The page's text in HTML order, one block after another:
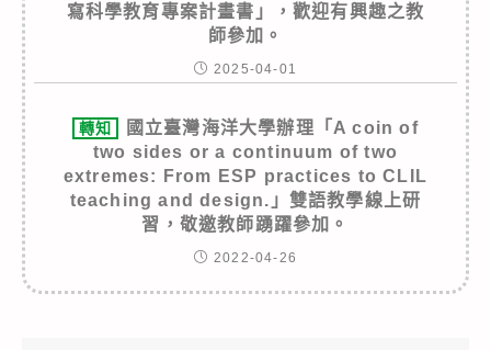
寫科學教育專案計畫書」，歡迎有興趣之教
師參加。
2025-04-01
轉知
國立臺灣海洋大學辦理「A coin of
two sides or a continuum of two
extremes: From ESP practices to CLIL
teaching and design.」雙語教學線上研
習，敬邀教師踴躍參加。
2022-04-26